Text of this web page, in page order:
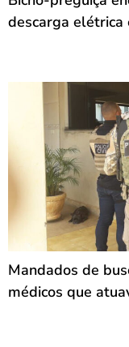
descarga
Mandados de
médicos que